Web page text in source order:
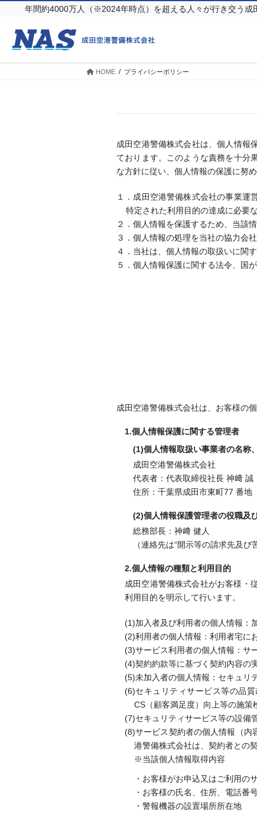
年間約4000万人（※2024年時点）を超える人々が行き交う成
HOME プライバシーポリシー
成田空港警備株式会社は、個人情報
ております。このような責務を十分
な方針に従い、個人情報の保護に努め
１．成田空港警備株式会社の事業運
特定された利用目的の達成に必要
２．個人情報を保護するため、当該
３．個人情報の処理を当社の協力会
４．当社は、個人情報の取扱いに関
５．個人情報保護に関する法令、国
成田空港警備株式会社は、お客様の
1.個人情報保護に関する管理者
(1)個人情報取扱い事業者の名称
成田空港警備株式会社
代表者：代表取締役社長 神﨑 誠
住所：千葉県成田市東町77 番地
(2)個人情報保護管理者の役職及
総務部長：神﨑 健人
（連絡先は“開示等の請求先及び
2.個人情報の種類と利用目的
成田空港警備株式会社がお客様・
利用目的を明示して行います。
(1)加入者及び利用者の個人情報：
(2)利用者の個人情報：利用者宅に
(3)サービス利用者の個人情報：サ
(4)契約約款等に基づく契約内容の
(5)未加入者の個人情報：セキュリ
(6)セキュリティサービス等の品
CS（顧客満足度）向上等の施
(7)セキュリティサービス等の設備
(8)サービス契約者の個人情報（内
港警備株式会社は、契約者との
※当該個人情報取得内容
・お客様がお申込又はご利用の
・お客様の氏名、住所、電話番
・警報機器の設置場所所在地